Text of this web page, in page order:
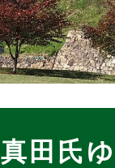
真田氏